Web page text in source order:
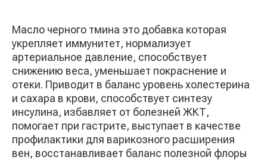
Масло черного тмина это добавка которая
укрепляет иммунитет, нормализует
артериальное давление, способствует
снижению веса, уменьшает покраснение и
отеки. Приводит в баланс уровень холестерина
и сахара в крови, способствует синтезу
инсулина, избавляет от болезней ЖКТ,
помогает при гастрите, выступает в качестве
профилактики для варикозного расширения
вен, восстанавливает баланс полезной флоры